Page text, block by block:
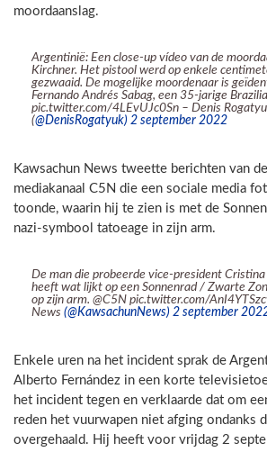
moordaanslag.
Argentinië: Een close-up vídeo van de
Kirchner. Het pistool werd op enkele
gezwaaid. De mogelijke moordenaar is
Fernando Andrés Sabag, een 35-jarige
pic.twitter.com/4LEvUJc0Sn – Denis
(@DenisRogatyuk) 2 september 2022
Kawsachun News tweette berichten van
mediakanaal C5N die een sociale media
toonde, waarin hij te zien is met de
nazi-symbool tatoeage in zijn arm.
De man die probeerde vice-president
heeft wat lijkt op een Sonnenrad / Zwarte
op zijn arm. @C5N pic.twitter.com/
News (@KawsachunNews) 2 september
Enkele uren na het incident sprak de
Alberto Fernández in een korte
het incident tegen en verklaarde dat om
reden het vuurwapen niet afging ondanks
overgehaald. Hij heeft voor vrijdag 2